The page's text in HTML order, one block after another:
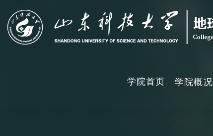
学院首页 学院概况